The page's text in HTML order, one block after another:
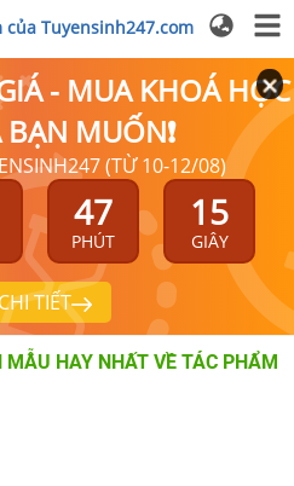
Tuyensinh247.com
- MUA KHOÁ HỌC
MUỐN❗
(TỪ 10-12/08)
47
PHÚT
15
GIÂY
TIẾT
HAY NHẤT VỀ TÁC PHẨM